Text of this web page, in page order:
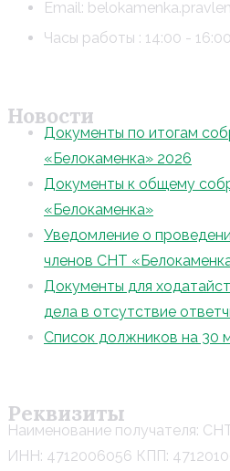
Email:
Часы работы : 14:00 -
Новости
Документы по итогам
«Белокаменка» 2026
Документы к общему
«Белокаменка»
Уведомление о
членов СНТ
Документы для
дела в отсутствие
Список должников на 30
Реквизиты
Наименование получателя:
ИНН: 4712006056 КПП: